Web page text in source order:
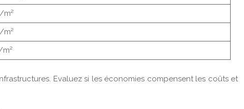
m²
m²
Evaluez si les économies compensent les coûts et